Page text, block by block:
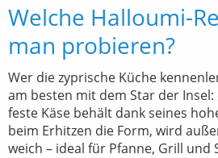
Welche Halloumi-
man probieren?
Wer die zyprische Küche
am besten mit dem Star der
feste Käse behält dank seines
beim Erhitzen die Form, wird
weich – ideal für Pfanne, Grill und